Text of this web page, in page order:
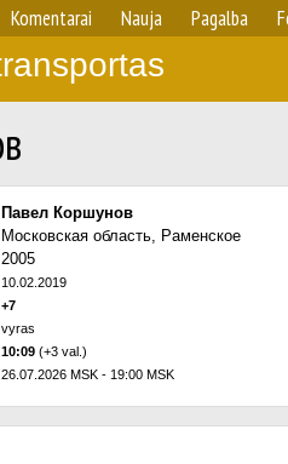
Komentarai Nauja Pagalba
Павел Коршунов
Московская область, Раменское
2005
10.02.2019
+7
vyras
10:09 (+3 val.)
26.07.2026 MSK - 19:00 MSK